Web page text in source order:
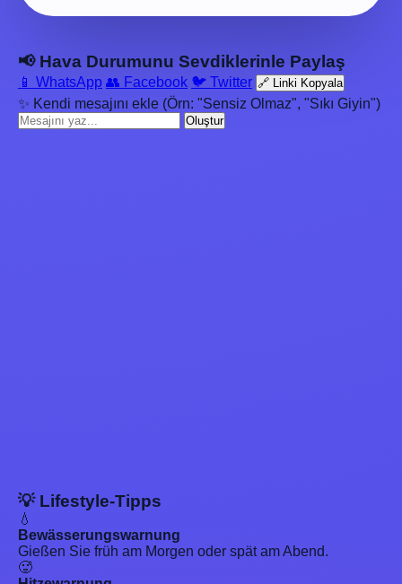
📢 Hava Durumunu Sevdiklerinle Paylaş
📱 WhatsApp 👥 Facebook 🐦 Twitter 🔗 Linki Kopyala
✨ Kendi mesajını ekle (Örn: "Sensiz Olmaz", "Sıkı Giyin")
Oluştur
💡 Lifestyle-Tipps
💧
Bewässerungswarnung
Gießen Sie früh am Morgen oder spät am Abend.
🥵